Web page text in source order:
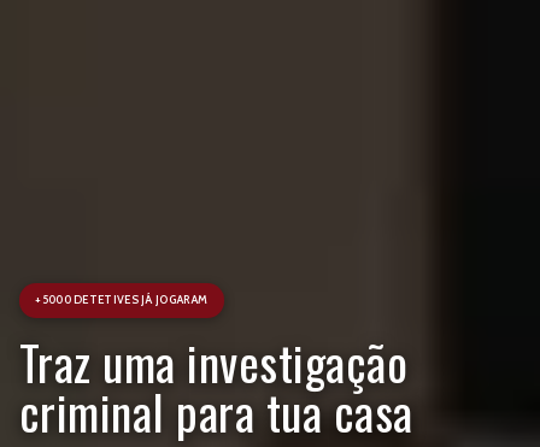
+5000 DETETIVES JÁ JOGARAM
Traz uma investigação
criminal para tua casa